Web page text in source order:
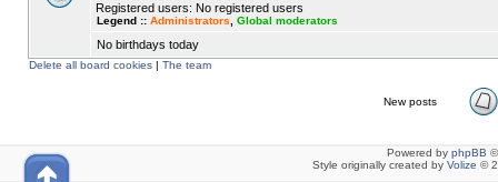
Registered users: No registered users
Legend :: Administrators Global moderators
No birthdays today
Delete all board cookies | The team
New posts
Powered by phpBB
Style originally created by Volize ©